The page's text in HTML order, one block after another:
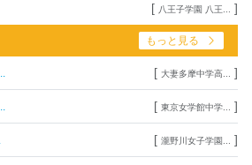
[ 八王子学園 八王... ]
もっと見る
[ 大妻多摩中学高... ]
[ 東京女学館中学... ]
[ 瀧野川女子学園... ]